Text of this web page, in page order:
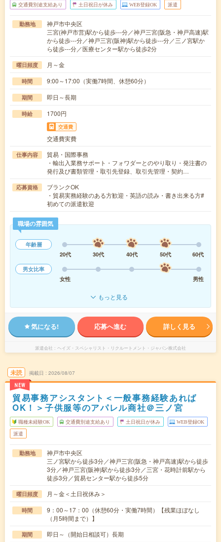
交通費別途支給あり 土日祝日が休み WEB登録OK 派遣
勤務地
神戸市中央区
三宮(神戸市営)駅から徒歩---分／神戸三宮(阪急・神戸高速)駅
から徒歩---分／神戸三宮(阪神)駅から徒歩---分／三ノ宮駅か
ら徒歩---分／医療センター駅から徒歩2分
曜日頻度 月～金
時間 9:00～17:00（実働7時間、休憩60分）
期間 即日～長期
時給 1700円
交通費
交通費実費
仕事内容
貿易・国際事務
・輸出入業務サポート・フォワダーとのやり取り・発注書の
発行及び書類管理・取引先登録、取引先管理・契約…
応募資格
ブランクOK
・貿易実務経験のある方歓迎・英語の読み・書き出来る方#
初めての派遣歓迎
職場の雰囲気
年齢層
20代
30代 40代 50代
60代
男女比率
女性
男性
もっと見る
気になる! 応募へ進む 詳しく見る
派遣会社 ヘイズ・スペシャリスト・リクルートメント・ジャパン株式会社
未読
NEW
掲載日 2026/08/07
貿易事務アシスタント＜一般事務経験あれば
OK！＞子供服等のアパレル商社＠三ノ宮
職種未経験OK 交通費別途支給あり 土日祝日が休み WEB登録OK
派遣
勤務地
神戸市中央区
三ノ宮駅から徒歩3分／神戸三宮(阪急・神戸高速)駅から徒歩
3分／神戸三宮(阪神)駅から徒歩3分／三宮・花時計前駅から
徒歩3分／貿易センター駅から徒歩5分
曜日頻度 月～金＜土日祝休み＞
時間
9：00～17：00（休憩60分・実働7時間）【残業ほぼなし
（月5時間まで）】
期間 即日～（開始日相談可）長期